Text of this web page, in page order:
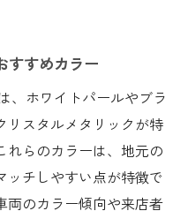
すすめカラー
、ホワイトパールやブラ
リスタルメタリックが特
れらのカラーは、地元の
ッチしやすい点が特徴で
両のカラー傾向や来店者